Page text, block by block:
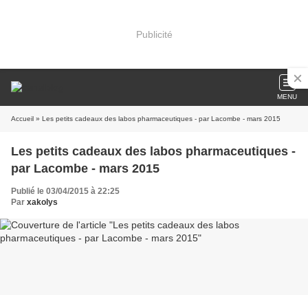
Publicité
MENU
Accueil » Les petits cadeaux des labos pharmaceutiques - par Lacombe - mars 2015
Les petits cadeaux des labos pharmaceutiques -
par Lacombe - mars 2015
Publié le 03/04/2015 à 22:25
Par xakolys